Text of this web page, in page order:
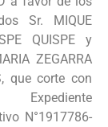
Sr. MIQUE
QUISPE y
ZEGARRA
que corte con
N°1917786-